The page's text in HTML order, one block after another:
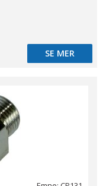
SE MER
SE MER